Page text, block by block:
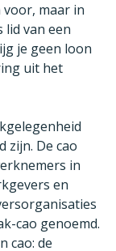
maar in
lid van een
je geen loon
uit het
zijn. De cao
in
en
cao genoemd.
cao: de